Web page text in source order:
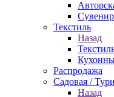
Текстиль
Назад
Распродажа
Садовая /
Назад